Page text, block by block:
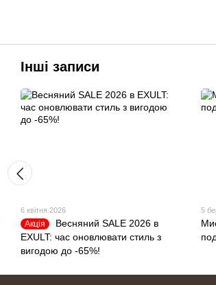
Інші записи
6 квітня 2026
Акція
Весняний SALE 2026 в
EXULT: час оновлювати стиль з
вигодою до -65%!
5